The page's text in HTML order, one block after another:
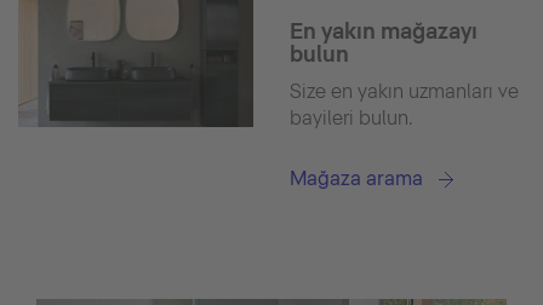
En yakın mağazayı
bulun
Size en yakın uzmanları ve
bayileri bulun.
Mağaza arama